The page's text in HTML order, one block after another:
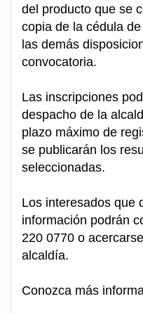
del producto que se
copia de la cédula
las demás
convocatoria.
Las inscripciones
despacho de la
plazo máximo de
se publicarán los
seleccionadas.
Los interesados que
información podrán
220 0770 o
alcaldía.
Conozca más